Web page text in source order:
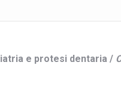
e protesi dentaria /